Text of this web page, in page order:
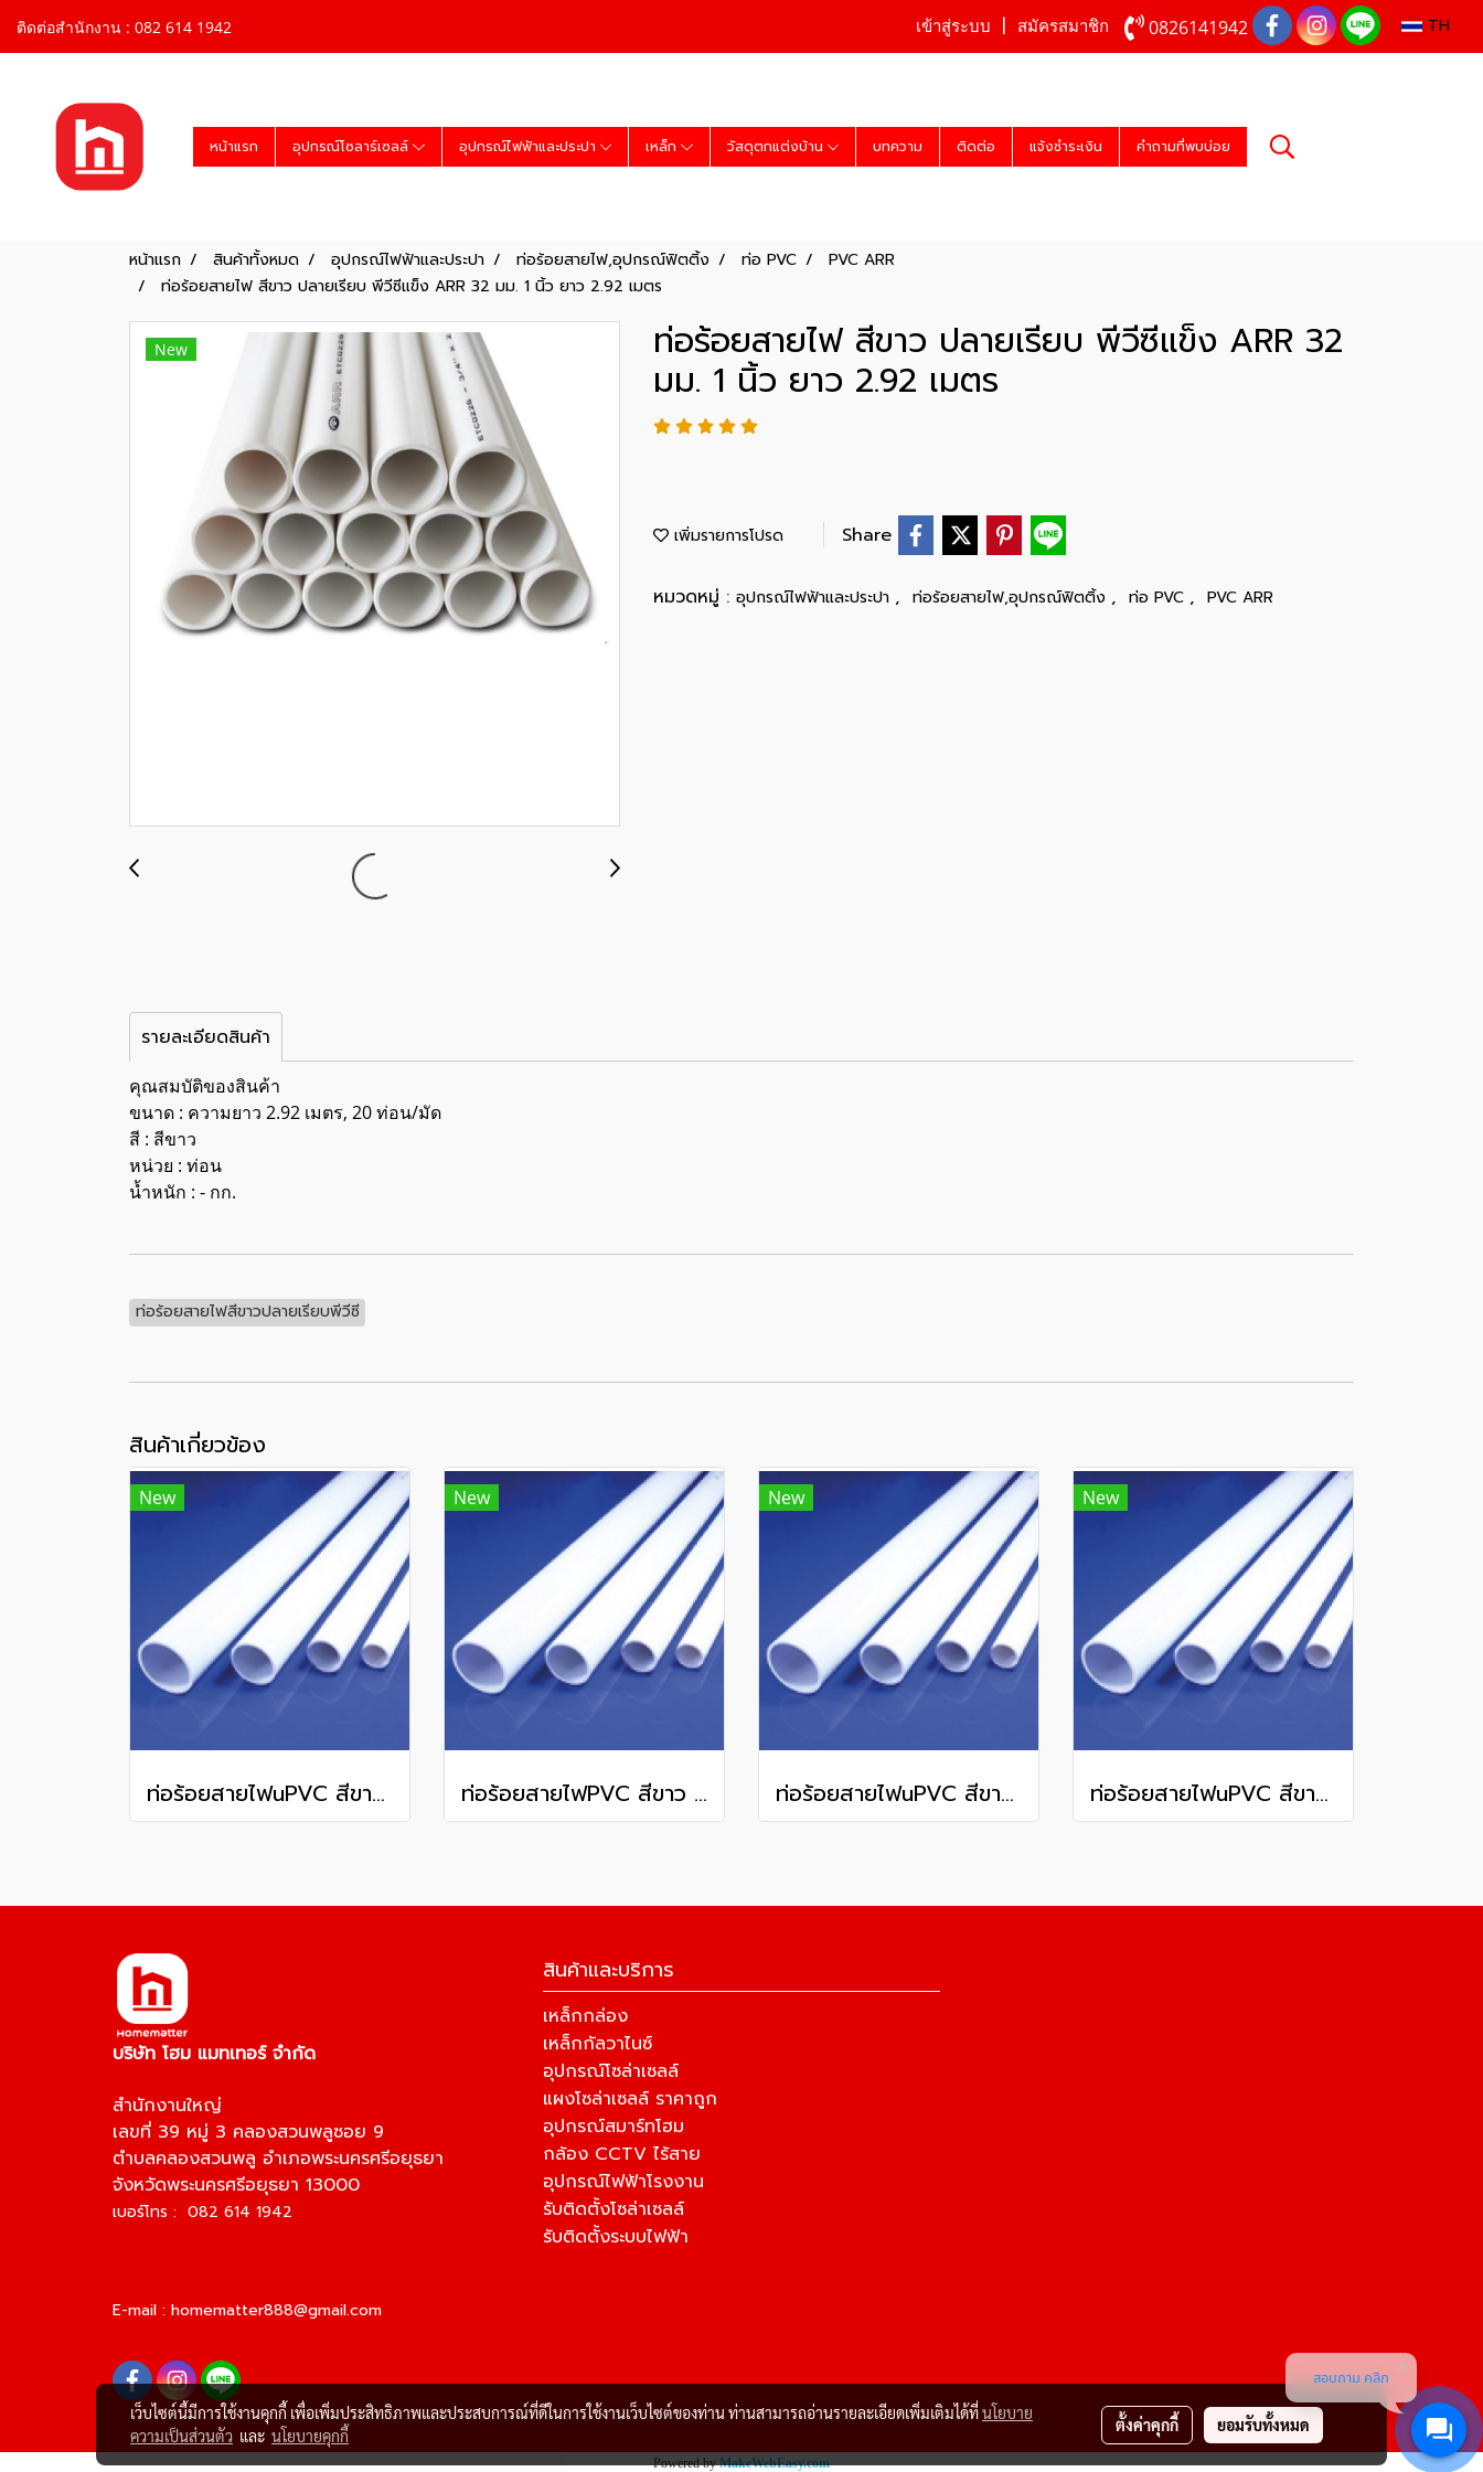
ติดต่อสำนักงาน : 082 614 1942 เข้าสู่ระบบ สมัครสมาชิก 0826141942 TH
หน้าแรก อุปกรณ์โซลาร์เซลล์ อุปกรณ์ไฟฟ้าและประปา เหล็ก วัสดุตกแต่งบ้าน บทความ ติดต่อ แจ้งชำระเงิน คำถามที่พบบ่อย
หน้าแรก สินค้าทั้งหมด อุปกรณ์ไฟฟ้าและประปา ท่อร้อยสายไฟ,อุปกรณ์ฟิตติ้ง ท่อ PVC
PVC ARR
ท่อร้อยสายไฟ สีขาว ปลายเรียบ พีวีซีแข็ง ARR 32 มม. 1 นิ้ว ยาว 2.92 เมตร
New ท่อร้อยสายไฟ สีขาว ปลายเรียบ พีวีซีแข็ง ARR 32
มม. 1 นิ้ว ยาว 2.92 เมตร
เพิ่มรายการโปรด Share
หมวดหมู่ : อุปกรณ์ไฟฟ้าและประปา , ท่อร้อยสายไฟ,อุปกรณ์ฟิตติ้ง , ท่อ PVC , PVC ARR
รายละเอียดสินค้า
คุณสมบัติของสินค้า
ขนาด : ความยาว 2.92 เมตร, 20 ท่อน/มัด
สี : สีขาว
หน่วย : ท่อน
น้ำหนัก : - กก.
ท่อร้อยสายไฟสีขาวปลายเรียบพีวีซี
สินค้าเกี่ยวข้อง
New
ท่อร้อยสายไฟuPVC สีขาว ชนิดหนา WPP32 OD 32 มม. 2.5 มม. ยาว 292 มม.
New
ท่อร้อยสายไฟPVC สีขาว ชนิดหนา WPP50 OD 50 มม. 3 มม. ยาว 292 มม.
New
ท่อร้อยสายไฟuPVC สีขาว ชนิดหนา WPP40 OD 40 มม. 2.7 มม. ยาว 292 มม.
New
ท่อร้อยสายไฟuPVC สีขาว ชนิดหนา WPP25 OD 25 มม. 1.9 มม. ยาว 292 มม.
บริษัท โฮม แมทเทอร์ จำกัด
สำนักงานใหญ่
เลขที่ 39 หมู่ 3 คลองสวนพลูซอย 9
ตำบลคลองสวนพลู อำเภอพระนครศรีอยุธยา
จังหวัดพระนครศรีอยุธยา 13000
เบอร์โทร : 082 614 1942
E-mail : homematter888@gmail.com
สินค้าและบริการ
เหล็กกล่อง
เหล็กกัลวาไนซ์
อุปกรณ์โซล่าเซลล์
แผงโซล่าเซลล์ ราคาถูก
อุปกรณ์สมาร์ทโฮม
กล้อง CCTV ไร้สาย
อุปกรณ์ไฟฟ้าโรงงาน
รับติดตั้งโซล่าเซลล์
รับติดตั้งระบบไฟฟ้า
Powered byMakeWebEasy.com
เว็บไซต์นี้มีการใช้งานคุกกี้ เพื่อเพิ่มประสิทธิภาพและประสบการณ์ที่ดีในการใช้งานเว็บไซต์ของท่าน ท่านสามารถอ่านรายละเอียดเพิ่มเติมได้ที่นโยบาย
ความเป็นส่วนตัว และ นโยบายคุกกี้
ตั้งค่าคุกกี้ ยอมรับทั้งหมด
สอบถาม คลิก